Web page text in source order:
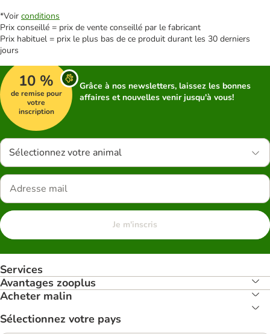
*Voir conditions
Prix conseillé = prix de vente conseillé par le fabricant
Prix habituel = prix le plus bas de ce produit durant les 30 derniers
jours
10 %
de remise pour
votre
inscription
Grâce à nos newsletters, laissez les bonnes
affaires et nouvelles venir jusqu'à vous!
Sélectionnez votre animal
Je m'inscris
Services
Avantages zooplus
Acheter malin
Sélectionnez votre pays